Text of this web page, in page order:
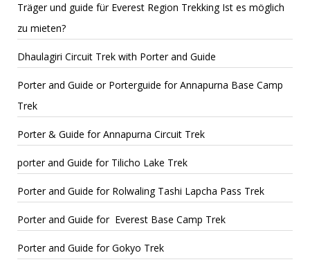
Träger und guide für Everest Region Trekking Ist es möglich
zu mieten?
Dhaulagiri Circuit Trek with Porter and Guide
Porter and Guide or Porterguide for Annapurna Base Camp
Trek
Porter & Guide for Annapurna Circuit Trek
porter and Guide for Tilicho Lake Trek
Porter and Guide for Rolwaling Tashi Lapcha Pass Trek
Porter and Guide for Everest Base Camp Trek
Porter and Guide for Gokyo Trek